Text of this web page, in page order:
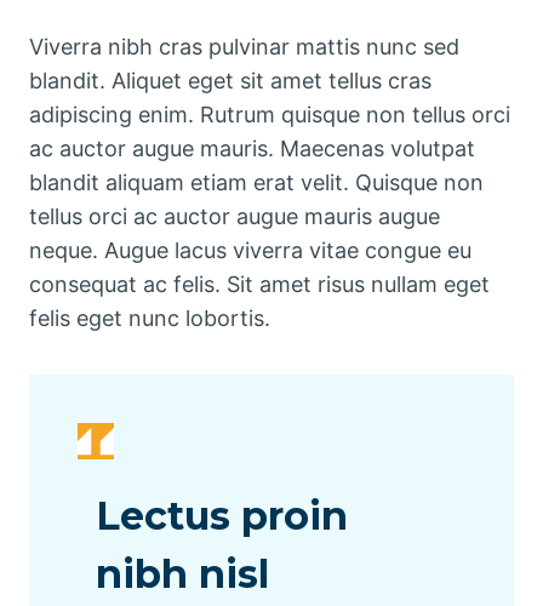
Viverra nibh cras pulvinar mattis nunc sed
blandit. Aliquet eget sit amet tellus cras
adipiscing enim. Rutrum quisque non tellus orci
ac auctor augue mauris. Maecenas volutpat
blandit aliquam etiam erat velit. Quisque non
tellus orci ac auctor augue mauris augue
neque. Augue lacus viverra vitae congue eu
consequat ac felis. Sit amet risus nullam eget
felis eget nunc lobortis.
Lectus proin
nibh nisl